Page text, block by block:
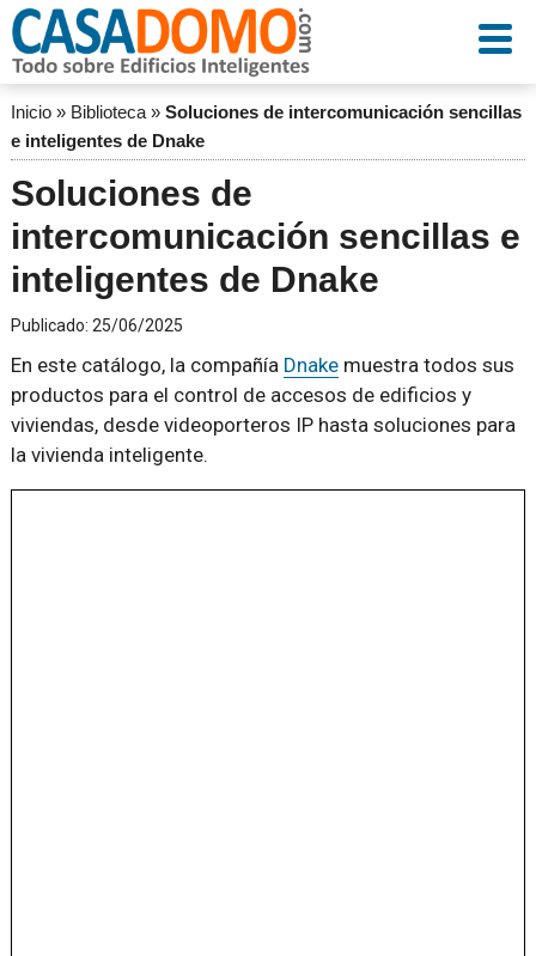
Inicio» Biblioteca» Soluciones de intercomunicación sencillas
e inteligentes de Dnake
Soluciones de
intercomunicación sencillas e
inteligentes de Dnake
Publicado: 25/06/2025
En este catálogo, la compañía Dnakemuestra todos sus
productos para el control de accesos de edificios y
viviendas, desde videoporteros IP hasta soluciones para
la vivienda inteligente.